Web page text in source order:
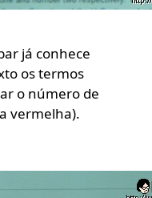
já conhece
os termos
o número de
vermelha).